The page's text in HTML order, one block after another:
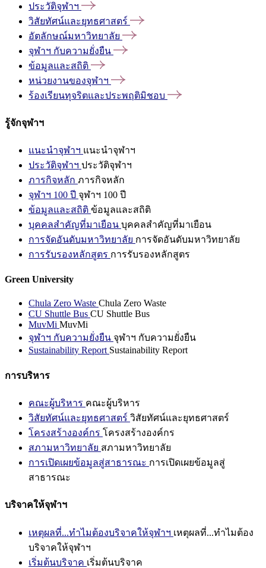
ประวัติจุฬาฯ
วิสัยทัศน์และยุทธศาสตร์
อัตลักษณ์มหาวิทยาลัย
จุฬาฯ กับความยั่งยืน
ข้อมูลและสถิติ
หน่วยงานของจุฬาฯ
ร้องเรียนทุจริตและประพฤติมิชอบ
รู้จักจุฬาฯ
แนะนำจุฬาฯ แนะนำจุฬาฯ
ประวัติจุฬาฯ ประวัติจุฬาฯ
ภารกิจหลัก ภารกิจหลัก
จุฬาฯ 100 ปี จุฬาฯ 100 ปี
ข้อมูลและสถิติ ข้อมูลและสถิติ
บุคคลสำคัญที่มาเยือน บุคคลสำคัญที่มาเยือน
การจัดอันดับมหาวิทยาลัย การจัดอันดับมหาวิทยาลัย
การรับรองหลักสูตร การรับรองหลักสูตร
Green University
Chula Zero Waste Chula Zero Waste
CU Shuttle Bus CU Shuttle Bus
MuvMi MuvMi
จุฬาฯ กับความยั่งยืน จุฬาฯ กับความยั่งยืน
Sustainability Report Sustainability Report
การบริหาร
คณะผู้บริหาร คณะผู้บริหาร
วิสัยทัศน์และยุทธศาสตร์ วิสัยทัศน์และยุทธศาสตร์
โครงสร้างองค์กร โครงสร้างองค์กร
สภามหาวิทยาลัย สภามหาวิทยาลัย
การเปิดเผยข้อมูลสู่สาธารณะ การเปิดเผยข้อมูลสู่
สาธารณะ
บริจาคให้จุฬาฯ
เหตุผลที่...ทำไมต้องบริจาคให้จุฬาฯ เหตุผลที่...ทำไมต้อง
บริจาคให้จุฬาฯ
เริ่มต้นบริจาค เริ่มต้นบริจาค